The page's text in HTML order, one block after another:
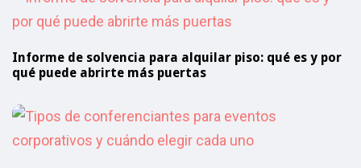
Informe de solvencia para alquilar piso: qué es y por
qué puede abrirte más puertas